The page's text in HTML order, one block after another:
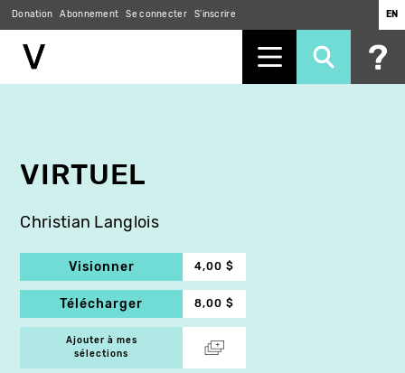
Donation Abonnement Se connecter S'inscrire EN
VIRTUEL
Christian Langlois
Visionner 4,00 $
Télécharger 8,00 $
Ajouter à mes
sélections